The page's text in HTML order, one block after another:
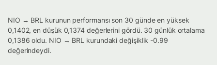
NIO → BRL kurunun performansı son 30 günde en yüksek
0,1402, en düşük 0,1374 değerlerini gördü. 30 günlük ortalama
0,1386 oldu. NIO → BRL kurundaki değişiklik -0.99
değerindeydi.